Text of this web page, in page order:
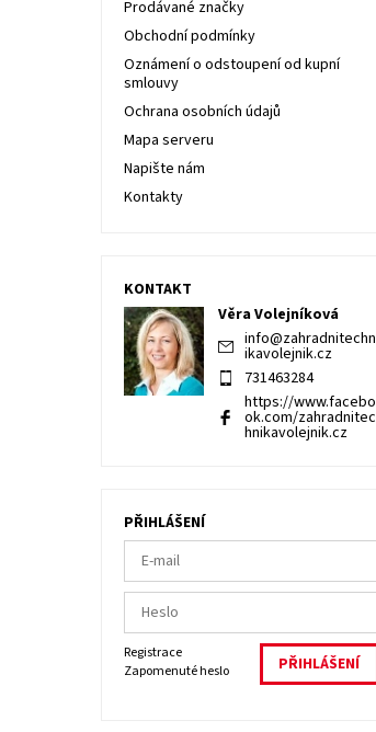
Prodávané značky
Obchodní podmínky
Oznámení o odstoupení od kupní
smlouvy
Ochrana osobních údajů
Mapa serveru
Napište nám
Kontakty
KONTAKT
Věra Volejníková
info@zahradnitechn
ikavolejnik.cz
731463284
https://www.facebo
ok.com/zahradnitec
hnikavolejnik.cz
PŘIHLÁŠENÍ
Registrace
Zapomenuté heslo